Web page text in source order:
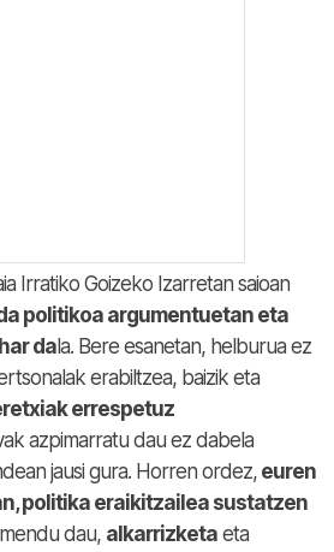
Irratiko Goizeko Izarretan saioan
politikoa argumentuetan eta
dala. Bere esanetan, helburua ez
erabiltzea, baizik eta
errespetuz
azpimarratu dau ez dabela
jausi gura. Horren ordez, euren
politika eraikitzailea sustatzen
dau, alkarrizketa eta